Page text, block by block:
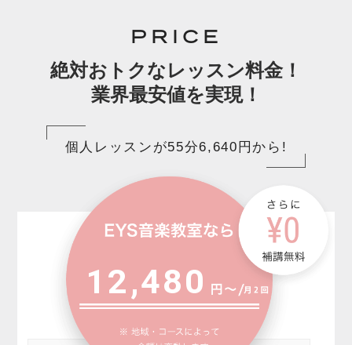
PRICE
絶対おトクなレッスン料金！
業界最安値を実現！
個人レッスンが55分6,640円から!
12,480